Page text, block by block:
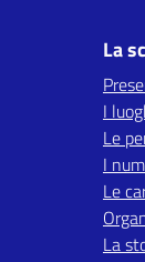
La
I
Le
I
Le
La